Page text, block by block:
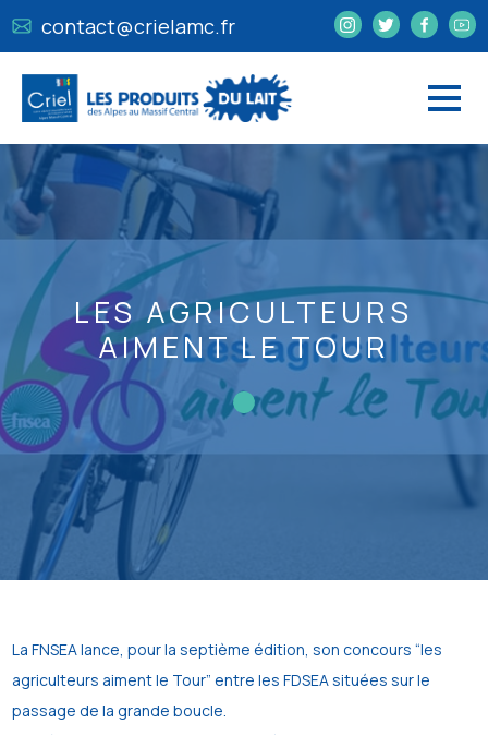
contact@crielamc.fr
LES AGRICULTEURS
AIMENT LE TOUR
La FNSEA lance, pour la septième édition, son concours “les
agriculteurs aiment le Tour” entre les FDSEA situées sur le
passage de la grande boucle.